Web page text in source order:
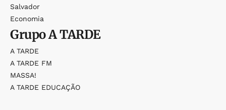
Salvador
Economia
GrupoA TARDE
A TARDE
A TARDE FM
MASSA!
A TARDE EDUCAÇÃO